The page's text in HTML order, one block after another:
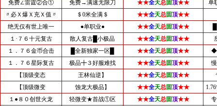
免费∠雷霆②合①
免费→满速无限刀 ★★全天总固顶★★
单
〃必Ｘ爆Ｘ充Ｘ值〃
＄0米全满＄ ★★全天总固顶★★
绝无仅有世上唯一
●单职业● ★★全天总固顶★★
１·７６十元复古
散人复古█小极品 ★★全天总固顶★★
１．７６金币合击
█全新独家一区█ ★★全天总固顶★★
◆
１．７６星际复古
极品╋３好服难找 ★★全天总固顶★★
【顶级变态
王林仙逆】 ★★全天总固顶★★
【顶级微变
蚀龙大极品】 ★★全天总固顶★★
１●８０创世火龙
轻微变★首战①区 ★★全天总固顶★★